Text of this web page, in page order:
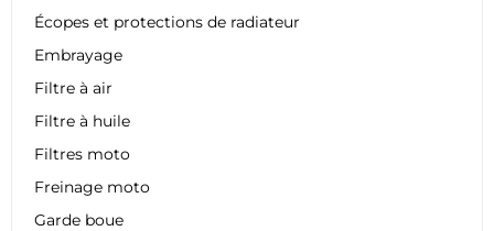
Écopes et protections de radiateur
Embrayage
Filtre à air
Filtre à huile
Filtres moto
Freinage moto
Garde boue